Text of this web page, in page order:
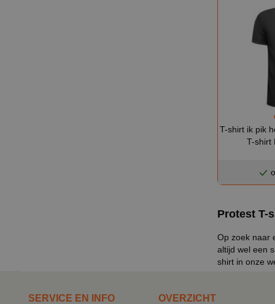
T-shirt ik pik
T-shirt
Protest T-
Op zoek naar
altijd wel een
shirt in onze
SERVICE EN INFO OVERZICHT